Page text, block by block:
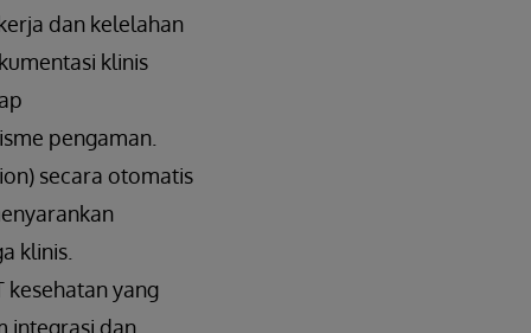
dan kelelahan
klinis
pengaman.
secara otomatis
klinis.
kesehatan yang
integrasi dan